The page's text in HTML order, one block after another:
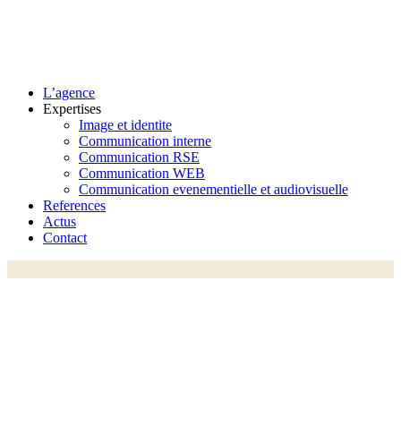
L’agence
Expertises
Image et identite
Communication interne
Communication RSE
Communication WEB
Communication evenementielle et audiovisuelle
References
Actus
Contact